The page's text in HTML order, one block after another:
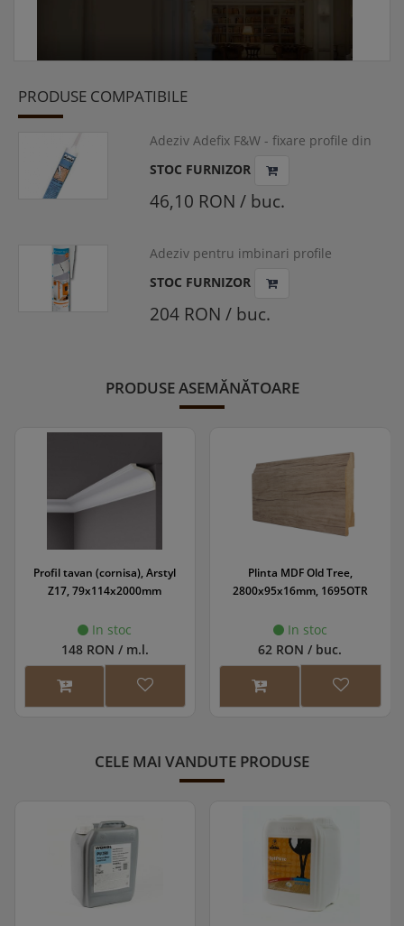
PRODUSE COMPATIBILE
Adeziv Adefix F&W - fixare profile din
STOC FURNIZOR
46,10 RON / buc.
Adeziv pentru imbinari profile
290ml
STOC FURNIZOR
204 RON / buc.
PRODUSE ASEMĂNĂTOARE
Profil tavan (cornisa), Arstyl
Z17, 79x114x2000mm
In stoc
148 RON / m.l.
Plinta MDF Old Tree,
2800x95x16mm, 1695OTR
In stoc
62 RON / buc.
CELE MAI VANDUTE PRODUSE